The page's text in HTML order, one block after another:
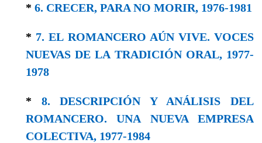
* 6. CRECER, PARA NO MORIR, 1976-1981
* 7. EL ROMANCERO AÚN VIVE. VOCES
NUEVAS DE LA TRADICIÓN ORAL, 1977-
1978
* 8. DESCRIPCIÓN Y ANÁLISIS DEL
ROMANCERO. UNA NUEVA EMPRESA
COLECTIVA, 1977-1984